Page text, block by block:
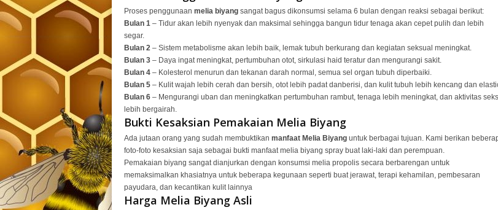
Proses penggunaan melia biyang sangat bagus dikonsumsi selama 6 bulan dengan reaksi sebagai berikut:
Bulan 1 – Tidur akan lebih nyenyak dan maksimal sehingga bangun tidur tenaga akan cepet pulih dan lebih
segar.
Bulan 2 – Sistem metabolisme akan lebih baik, lemak tubuh berkurang dan kegiatan seksual meningkat.
Bulan 3 – Daya ingat meningkat, pertumbuhan otot, sirkulasi haid teratur dan mengurangi sakit.
Bulan 4 – Kolesterol menurun dan tekanan darah normal, semua sel organ tubuh diperbaiki.
Bulan 5 – Kulit wajah lebih cerah dan bersih, otot lebih padat danberisi, dan kulit tubuh lebih kencang dan
Bulan 6 – Mengurangi uban dan meningkatkan pertumbuhan rambut, tenaga lebih meningkat, dan aktivitas seks
lebih bergairah.
Bukti Kesaksian Pemakaian Melia Biyang
Ada jutaan orang yang sudah membuktikan manfaat Melia Biyang untuk berbagai tujuan. Kami berikan
foto-foto kesaksian saja sebagai bukti manfaat melia biyang spray buat laki-laki dan perempuan.
Pemakaian biyang sangat dianjurkan dengan konsumsi melia propolis secara berbarengan untuk
memaksimalkan khasiatnya untuk beberapa kegunaan seperti buat jerawat, terapi kehamilan, pembesaran
payudara, dan kecantikan kulit lainnya
Harga Melia Biyang Asli